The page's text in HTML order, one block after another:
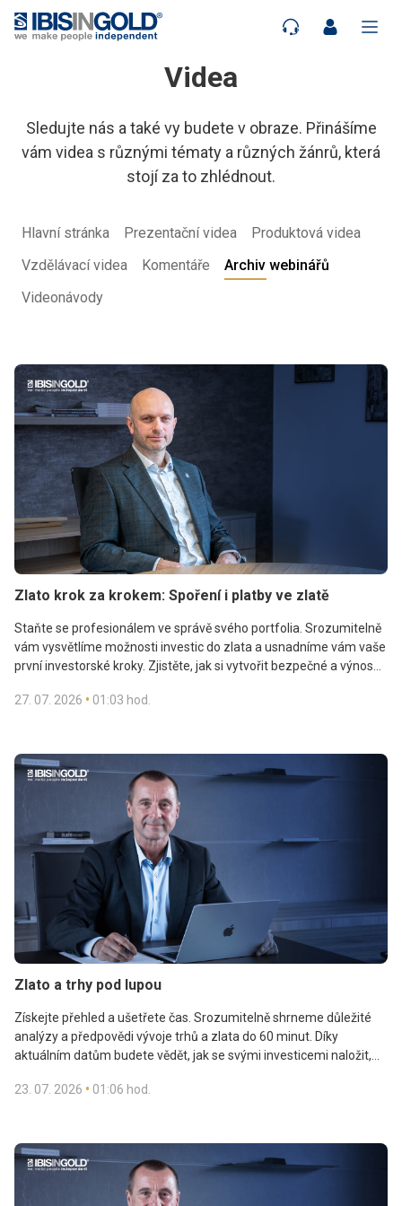
Videa
Sledujte nás a také vy budete v obraze. Přinášíme
vám videa s různými tématy a různých žánrů, která
stojí za to zhlédnout.
Hlavní stránka Prezentační videa
Produktová videa
Vzdělávací videa
Komentáře
Archiv webinářů
Videonávody
Zlato krok za krokem: Spoření i platby ve zlatě
Staňte se profesionálem ve správě svého portfolia. Srozumitelně
vám vysvětlíme možnosti investic do zlata a usnadníme vám vaše
první investorské kroky. Zjistěte, jak si vytvořit bezpečné a výnosné
rezervy využít i pro každodenní transakce.
27. 07. 2026 • 01:03 hod.
Zlato a trhy pod lupou
Získejte přehled a ušetřete čas. Srozumitelně shrneme důležité
analýzy a předpovědi vývoje trhů a zlata do 60 minut. Díky
aktuálním datům budete vědět, jak se svými investicemi naložit,
23. 07. 2026 • 01:06 hod.